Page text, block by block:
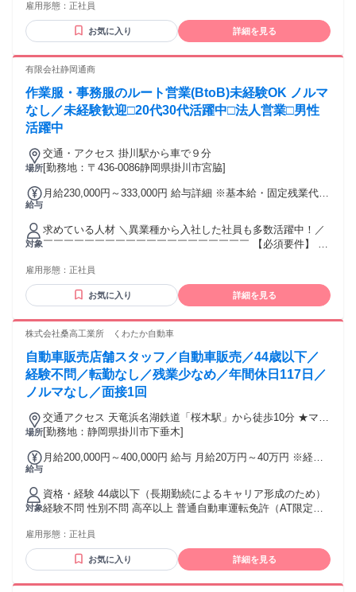
る方 ◆スタッフ同士のコミュニケーションやチームワークを
大切にできる方 ◆スケジュール管理や書類作成などの事務業
務を計画的に進められる方 ◆新しい知識や業務を前向きに吸
ピッタリ！】 ◆資格を活かして実務経験を積んでいきたい方
たい方 ◆風通しが良く、困ったときにはすぐに周囲に相談で
きる職場で働きたい方 ◆腰を据えて長く安定したキャリアを
築いていきたい方 ※ A型事業所としての事業所得を得るため
の営業活動はありません。
雇用形態： 正社員
お気に入り 詳細を見る
有限会社静岡通商
作業服・事務服のルート営業(BtoB)未経験OK ノルマ
なし／未経験歓迎□20代30代活躍中□法人営業□男性
活躍中
場所
交通・アクセス 掛川駅から車で９分
[勤務地：〒436-0086静岡県掛川市宮脇]
給与
月給230,000円～333,000円 給与詳細 ※基本給・固定残業代の
あたり3万円 〜 4万3000円（固定残業時間：1ヶ月あたり13時
間 〜 20時間） 固定残業時間を超えた勤務時間については別
勤・皆勤・家族手当金額：なし 全員に一律で支払われるその
昇給あり。 賞与あり年2回（決算業績によっては年３回） ※
決算賞与2024・2025年実績有
対象
求めている人材 ＼異業種から入社した社員も多数活躍中！／
￣￣￣￣￣￣￣￣￣￣￣￣￣￣￣￣￣￣￣￣ 【必須要件】 ・
ガツ営業より関係性重視で働きたい方 ・安定して長く働きた
い方 ・地元で腰を据えて働きたい方 ・人と話すことが好きな
かるため、例外事由3号のイ)）
雇用形態： 正社員
お気に入り 詳細を見る
株式会社桑高工業所 くわたか自動車
自動車販売店舗スタッフ／自動車販売／44歳以下／
経験不問／転勤なし／残業少なめ／年間休日117日／
ノルマなし／面接1回
場所
交通アクセス 天竜浜名湖鉄道「桜木駅」から徒歩10分 ★マイ
カー通勤OK
[勤務地：静岡県掛川市下垂木]
給与
月給200,000円～400,000円 給与 月給20万円～40万円 ※経
販売1台につき5,000円を支給。 車検や保険契約なども対象と
なり、頑張った分はしっかり収入に反映されます。 一つひと
つの積み重ねが、しっかり収入につながる仕組みです。
対象
資格・経験 44歳以下（長期勤続によるキャリア形成のため）
経験不問 性別不問 高卒以上 普通自動車運転免許（AT限定不
ミュニケーションが好きな方 ◎ クルマが好きな方 ◎ お客様
と長くお付き合いしたいと考えている方 ◎ 頑張りが給与に反
映される環境で働きたい方
雇用形態： 正社員
お気に入り 詳細を見る